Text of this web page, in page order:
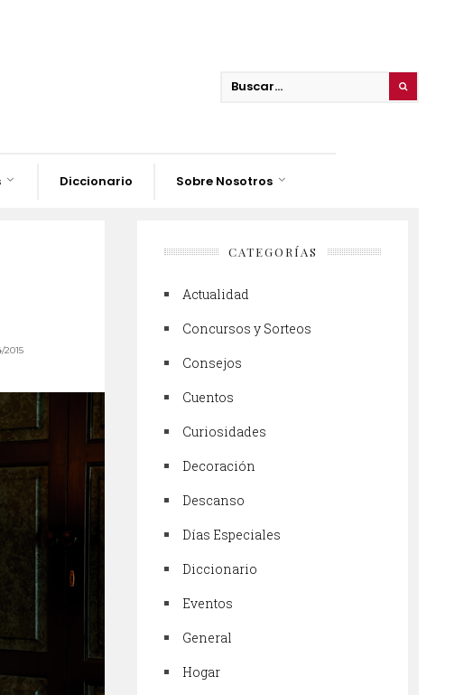
Diccionario Sobre Nosotros
2015
CATEGORÍAS
Actualidad
Concursos y Sorteos
Consejos
Cuentos
Curiosidades
Decoración
Descanso
Días Especiales
Diccionario
Eventos
General
Hogar